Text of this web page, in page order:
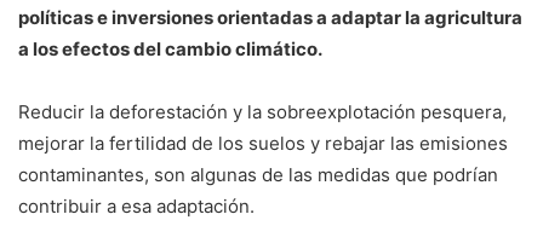
políticas e inversiones orientadas a adaptar la agricultura
a los efectos del cambio climático.
Reducir la deforestación y la sobreexplotación pesquera,
mejorar la fertilidad de los suelos y rebajar las emisiones
contaminantes, son algunas de las medidas que podrían
contribuir a esa adaptación.